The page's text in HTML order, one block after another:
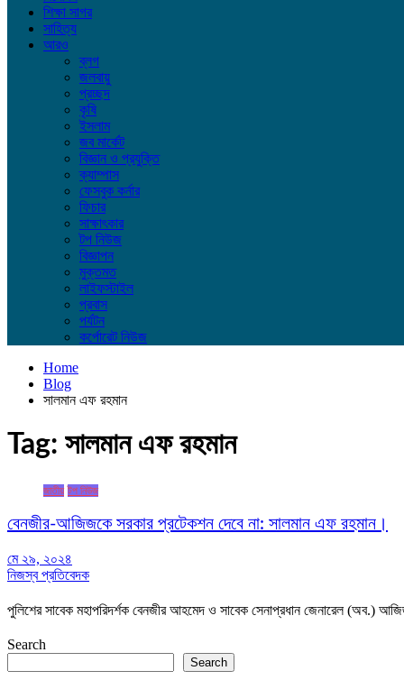
শিক্ষা সাগর
সাহিত্য
আরও
ব্লগ
জলবায়ু
প্রচ্ছদ
কৃষি
ইসলাম
জব মার্কেট
বিজ্ঞান ও প্রযুক্তি
ক্যাম্পাস
ফেসবুক কর্নার
ফিচার
সাক্ষাৎকার
টপ নিউজ
বিজ্ঞাপন
মুক্তমত
লাইফস্টাইল
প্রবাস
পর্যটন
কর্পোরেট নিউজ
Home
Blog
সালমান এফ রহমান
Tag: সালমান এফ রহমান
জাতীয় টপ নিউজ
বেনজীর-আজিজকে সরকার প্রটেকশন দেবে না: সালমান এফ রহমান।
মে ২৯, ২০২৪
নিজস্ব প্রতিবেদক
পুলিশের সাবেক মহাপরিদর্শক বেনজীর আহমেদ ও সাবেক সেনাপ্রধান জেনারেল (অব.)
Search
Search